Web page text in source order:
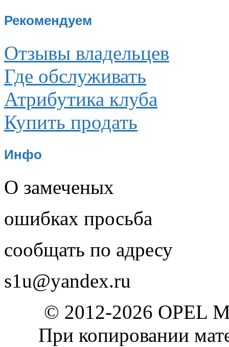
Рекомендуем
Отзывы владельцев
Где обслуживать
Атрибутика клуба
Купить продать
Инфо
О замеченых
ошибках просьба
сообщать по адресу
s1u@yandex.ru
© 2012-2026 OPEL
При копировании